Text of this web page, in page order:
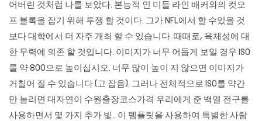
어버린 것처럼 나를 보았다. 본능적 인 미들 라인 배커와의 컷오
프 블록을 잡기 위해 투쟁 할 것이다. 그가 NFL에서 할 수있을 것
보다 대학에서 더 자주 개최 할 수 있습니다. 때때로, 육체성에 대
한 무력에 의존 할 것입니다. 이미지가 너무 어둡게 보일 경우 ISO
를 약 800으로 높이십시오. 너무 많이 높이 지 않으면 이미지가
거칠어 질 수 있습니다 (고 잡음). 그러나 전체적으로 ISO를 약간
만 늘리면 대자연이 수원출장코스가격 우리에게 준 백열 전구를
사용하면서 몇 가지 추가 빛.. 이 템플릿을 사용하여 특별한 사람